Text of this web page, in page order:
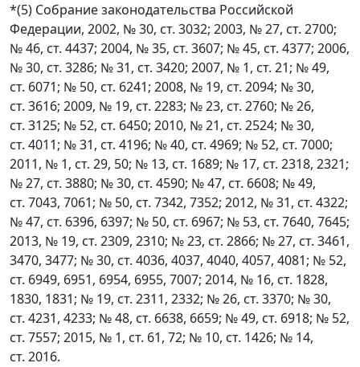
*(5) Собрание законодательства Российской
Федерации, 2002, № 30, ст. 3032; 2003, № 27, ст. 2700;
№ 46, ст. 4437; 2004, № 35, ст. 3607; № 45, ст. 4377; 2006,
№ 30, ст. 3286; № 31, ст. 3420; 2007, № 1, ст. 21; № 49,
ст. 6071; № 50, ст. 6241; 2008, № 19, ст. 2094; № 30,
ст. 3616; 2009, № 19, ст. 2283; № 23, ст. 2760; № 26,
ст. 3125; № 52, ст. 6450; 2010, № 21, ст. 2524; № 30,
ст. 4011; № 31, ст. 4196; № 40, ст. 4969; № 52, ст. 7000;
2011, № 1, ст. 29, 50; № 13, ст. 1689; № 17, ст. 2318, 2321;
№ 27, ст. 3880; № 30, ст. 4590; № 47, ст. 6608; № 49,
ст. 7043, 7061; № 50, ст. 7342, 7352; 2012, № 31, ст. 4322;
№ 47, ст. 6396, 6397; № 50, ст. 6967; № 53, ст. 7640, 7645;
2013, № 19, ст. 2309, 2310; № 23, ст. 2866; № 27, ст. 3461,
3470, 3477; № 30, ст. 4036, 4037, 4040, 4057, 4081; № 52,
ст. 6949, 6951, 6954, 6955, 7007; 2014, № 16, ст. 1828,
1830, 1831; № 19, ст. 2311, 2332; № 26, ст. 3370; № 30,
ст. 4231, 4233; № 48, ст. 6638, 6659; № 49, ст. 6918; № 52,
ст. 7557; 2015, № 1, ст. 61, 72; № 10, ст. 1426; № 14,
ст. 2016.